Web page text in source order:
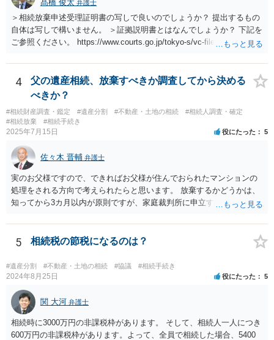
髙橋 俊太 弁護士
＞相続放棄申述受理証明書の写しで良いのでしょうか？ 提出するもの
自体は写しで構いません。 ＞証拠説明書とはなんでしょうか？ 下記を
ご参照ください。 https://www.courts.go.jp/tokyo-s/vc-files/tokyo-s/file/
4
父の遺産相続、放棄すべきか調査してから決める
べきか？
#相続財産調査・鑑定 #遺産分割 #不動産・土地の相続
#相続人調査・確定
#相続放棄
#相続手続き
2025年7月15日 役にたった 5
佐々木 晋輔 弁護士
実のお父様ですので、できればお父様が住んでおられたマンションの
処理をされる方向で考えられたらと思います。 放棄するかどうかは、
知ってから3カ月以内が原則ですが、家庭裁判所に申立すれば3カ月の
放棄するかどうか決めることができます。 銀行やサラ金が数年も放置
することはありませんので、数年後に借金が発見される可能性はほぼ
伸長して調査したところ、サラ金に対する過払金など相当な財産が見
つかったため相続したという事例がありました。
5 相続税の節税になるのは？
#遺産分割 #不動産・土地の相続 #協議 #相続手続き
2024年8月25日 役にたった 5
関 大河 弁護士
相続時に3000万円の非課税枠があります。 そして、相続人一人につき
600万円の非課税枠があります。よって、全員で相続した場合、5400